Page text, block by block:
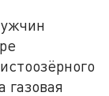
газовая